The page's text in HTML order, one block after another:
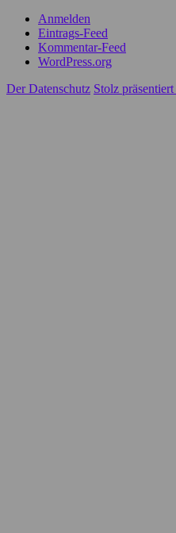
Anmelden
Eintrags-Feed
Kommentar-Feed
WordPress.org
Der Datenschutz Stolz